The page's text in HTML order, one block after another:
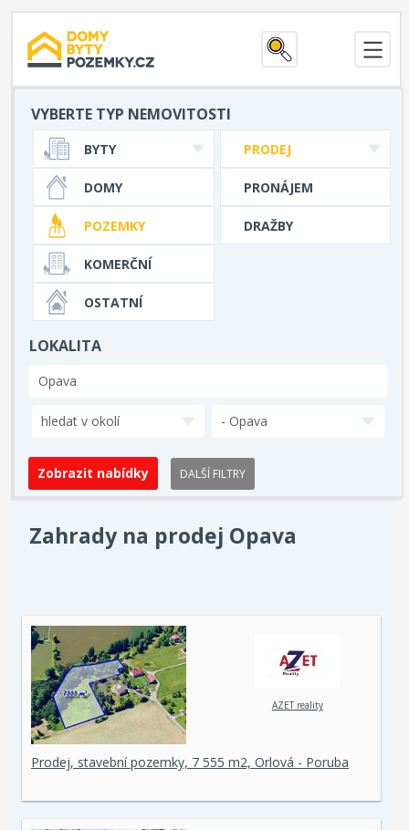
VYBERTE TYP NEMOVITOSTI
PRODEJ
PRONÁJEM
DRAŽBY
BYTY
DOMY
POZEMKY
KOMERČNÍ
OSTATNÍ
LOKALITA
hledat v okolí - Opava
DALŠÍ FILTRY
Zahrady na prodej Opava
AZET reality
Prodej, stavební pozemky, 7 555 m2, Orlová - Poruba